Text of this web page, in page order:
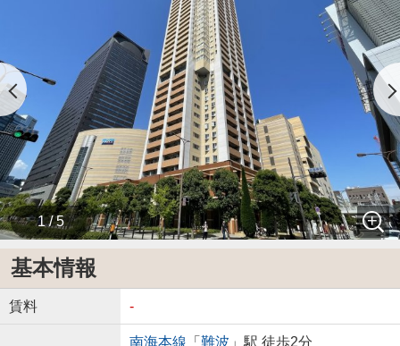
1 / 5
基本情報
賃料 -
南海本線 「 難波 」駅 徒歩2分